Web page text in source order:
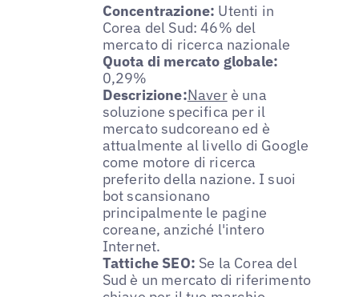
Concentrazione: Utenti in
Corea del Sud: 46% del
mercato di ricerca nazionale
Quota di mercato globale:
0,29%
Descrizione:Naverè una
soluzione specifica per il
mercato sudcoreano ed è
attualmente al livello di Google
come motore di ricerca
preferito della nazione. I suoi
bot scansionano
principalmente le pagine
coreane, anziché l'intero
Internet.
Tattiche SEO: Se la Corea del
Sud è un mercato di riferimento